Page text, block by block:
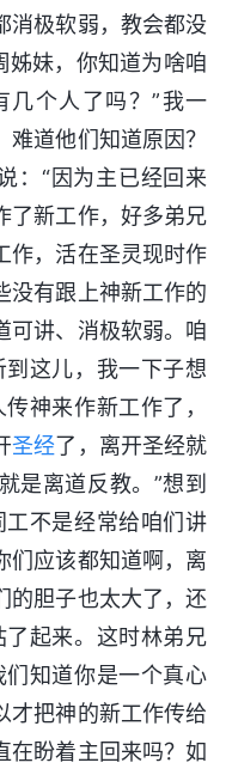
消极软弱，教会都没
姊妹，你知道为啥咱
几个人了吗？”我一
道他们知道原因？
：“因为主已经回来
了新工作，好多弟兄
作，活在圣灵现时作
没有跟上神新工作的
可讲、消极软弱。咱
这儿，我一下子想
神来作新工作了，
圣经了，离开圣经就
是离道反教。”想到
不是经常给咱们讲
们应该都知道啊，离
的胆子也太大了，还
起来。这时林弟兄
知道你是一个真心
才把神的新工作传给
在盼着主回来吗？如